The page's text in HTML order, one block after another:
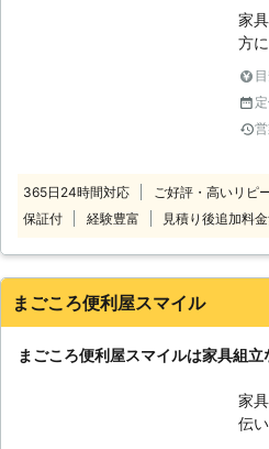
立
し
品
組
際
起
家
方に
時
様の
ッフが
ど
り
移
豊富な
作
365日24時間対応 ご好評・高いリピ
保証付
経験豊富 見積り後追加料
まごころ便利屋スマイル
まごころ便利屋スマイルは家具組
家
伝